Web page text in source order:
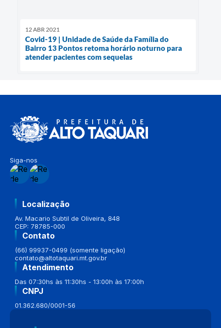
12 ABR 2021
Covid-19 | Unidade de Saúde da Família do
Bairro 13 Pontos retoma horário noturno para
atender pacientes com sequelas
Siga-nos
Localização
Av. Macario Subtil de Oliveira, 848
CEP: 78785-000
Contato
(66) 99937-0499 (somente ligação)
contato@altotaquari.mt.gov.br
Atendimento
Das 07:30hs às 11:30hs - 13:00h às 17:00h
CNPJ
01.362.680/0001-56